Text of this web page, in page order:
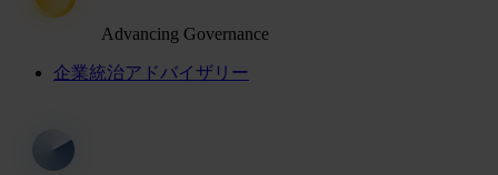
Advancing Governance
企業統治アドバイザリー